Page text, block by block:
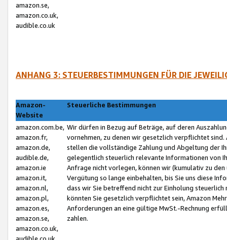
amazon.se,
amazon.co.uk,
audible.co.uk
ANHANG 3: STEUERBESTIMMUNGEN FÜR DIE
Amazon-
Website
Steuerliche Bestimmungen
amazon.com.be,
amazon.fr,
amazon.de,
audible.de,
amazon.ie
amazon.it,
amazon.nl,
amazon.pl,
amazon.es,
amazon.se,
amazon.co.uk,
audible.co.uk
Wir dürfen in Bezug auf Beträge, auf deren
vornehmen, zu denen wir gesetzlich verpflichtet
stellen die vollständige Zahlung und Abgeltung der
gelegentlich steuerlich relevante Informationen von
Anfrage nicht vorlegen, können wir (kumulativ zu
Vergütung so lange einbehalten, bis Sie uns diese
dass wir Sie betreffend nicht zur Einholung
könnten Sie gesetzlich verpflichtet sein, Amazon
Anforderungen an eine gültige MwSt.-Rechnung
zahlen.